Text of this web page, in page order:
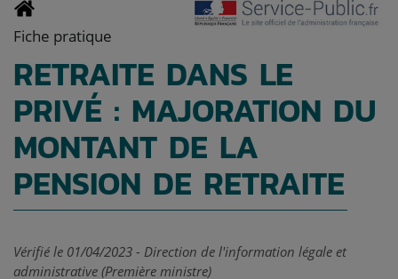
Fiche pratique
RETRAITE DANS LE
PRIVÉ : MAJORATION DU
MONTANT DE LA
PENSION DE RETRAITE
Vérifié le 01/04/2023 - Direction de l'information légale et
administrative (Première ministre)